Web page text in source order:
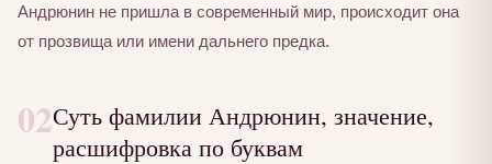
Андрюнин не пришла в современный мир, происходит она
от прозвища или имени дальнего предка.
02Суть фамилии Андрюнин, значение,
расшифровка по буквам